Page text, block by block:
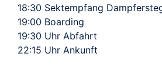
18:30 Sektempfang
19:00 Boarding
19:30 Uhr Abfahrt
22:15 Uhr Ankunft